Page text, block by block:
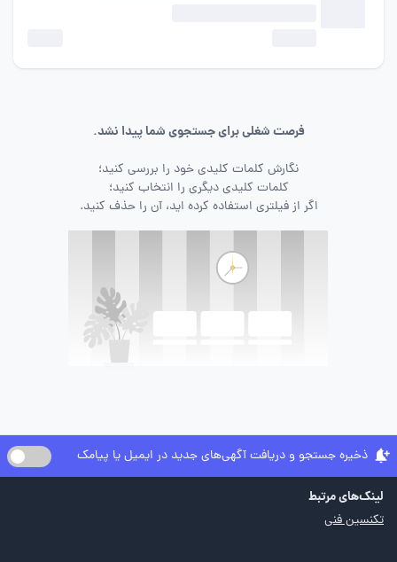
فرصت شغلی برای جستجوی شما پیدا نشد.
نگارش کلمات کلیدی خود را بررسی کنید؛
کلمات کلیدی دیگری را انتخاب کنید؛
اگر از فیلتری استفاده کرده اید، آن را حذف کنید.
ذخیره جستجو و دریافت آگهی‌های جدید در ایمیل یا پیامک
لینک‌های مرتبط
تکنسین فنی